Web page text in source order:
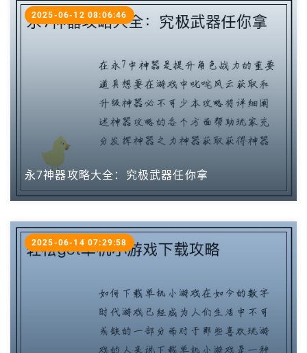
永7神器攻略大全：究极武器任你拿
2025-06-12 08:06:46
2025-06-14 07:29:58